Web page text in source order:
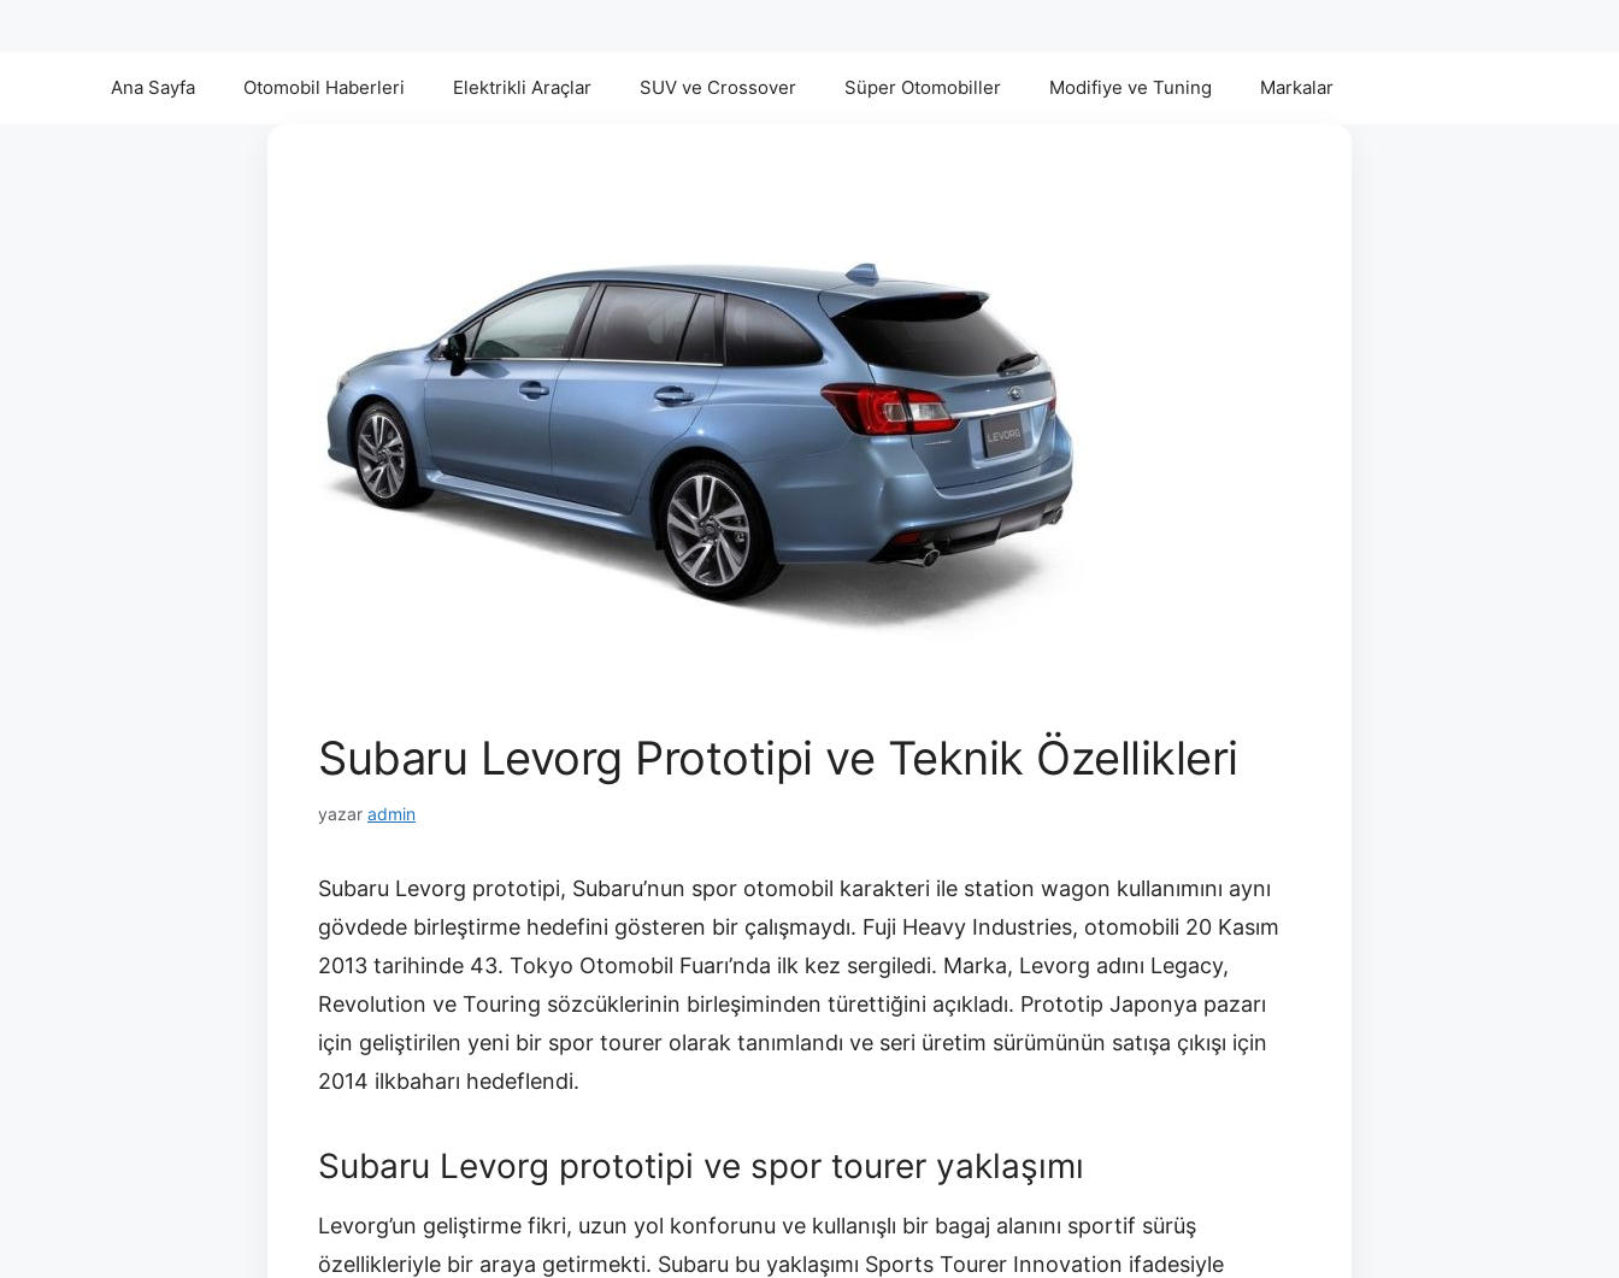
Ana Sayfa Otomobil Haberleri Elektrikli Araçlar SUV ve Crossover Süper Otomobiller Modifiye ve Tuning Markalar
Subaru Levorg Prototipi ve Teknik Özellikleri
yazar admin
Subaru Levorg prototipi, Subaru’nun spor otomobil karakteri ile station wagon kullanımını aynı
gövdede birleştirme hedefini gösteren bir çalışmaydı. Fuji Heavy Industries, otomobili 20 Kasım
2013 tarihinde 43. Tokyo Otomobil Fuarı’nda ilk kez sergiledi. Marka, Levorg adını Legacy,
Revolution ve Touring sözcüklerinin birleşiminden türettiğini açıkladı. Prototip Japonya pazarı
için geliştirilen yeni bir spor tourer olarak tanımlandı ve seri üretim sürümünün satışa çıkışı için
2014 ilkbaharı hedeflendi.
Subaru Levorg prototipi ve spor tourer yaklaşımı
Levorg’un geliştirme fikri, uzun yol konforunu ve kullanışlı bir bagaj alanını sportif sürüş
özellikleriyle bir araya getirmekti. Subaru bu yaklaşımı Sports Tourer Innovation ifadesiyle